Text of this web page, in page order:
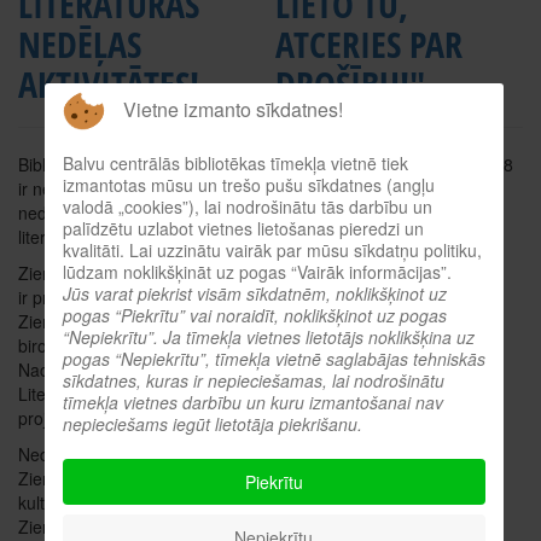
NEDĒĻAS
AKTIVITĀTES!
Bibliotēkām 14. – 20. novembris
ir ne tikai Latvijas valsts svētku
nedēļa, bet arī Ziemeļvalstu
literatūras nedēļa.
Ziemeļvalstu Literatūras nedēļa
ir projekts, ko Latvijā administrē
Ziemeļvalstu Ministru padomes
birojs sadarbībā ar Latvijas
Nacionālās bibliotēkas Bērnu
Literatūras centru. Latvijā
projekts norisināsies 24. reizi.
Nedēļas galvenais uzdevums ir
Ziemeļvalstu literatūras un
kultūras iepazīšana. Šogad
Ziemeļvalstu Literatūras
ATCERIES PAR
DROŠĪBU!"
Aicinām bērnus vecumā no 4-8
gadiem piedalīties aizaujošās
nodarbībās kopā ar Lācēnu
Ričiju Rū un izzināt kā lietot
internetu droši un atbildīgi!
Bērniem būs iespēja skatīties,
klausīties, darboties un arī
izkustēties. Par veiksmīgu
dalību bērni saņems diplomu!
Nodarbībām aicinām iepriekš
pieteikties zvanot uz tālruni
29262063 (Evita Arule).
Nodarbībās tiek izmantoti
Vietne izmanto sīkdatnes!
Balvu centrālās bibliotēkas tīmekļa vietnē tiek
izmantotas mūsu un trešo pušu sīkdatnes (angļu
valodā „cookies”), lai nodrošinātu tās darbību un
palīdzētu uzlabot vietnes lietošanas pieredzi un
kvalitāti. Lai uzzinātu vairāk par mūsu sīkdatņu politiku,
lūdzam noklikšķināt uz pogas “Vairāk informācijas”.
Jūs varat piekrist visām sīkdatnēm, noklikšķinot uz
pogas “Piekrītu” vai noraidīt, noklikšķinot uz pogas
“Nepiekrītu”. Ja tīmekļa vietnes lietotājs noklikšķina uz
pogas “Nepiekrītu”, tīmekļa vietnē saglabājas tehniskās
sīkdatnes, kuras ir nepieciešamas, lai nodrošinātu
tīmekļa vietnes darbību un kuru izmantošanai nav
nepieciešams iegūt lietotāja piekrišanu.
Piekrītu